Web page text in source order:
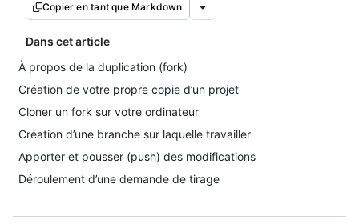
Copier en tant que Markdown
Dans cet article
À propos de la duplication (fork)
Création de votre propre copie d’un projet
Cloner un fork sur votre ordinateur
Création d’une branche sur laquelle travailler
Apporter et pousser (push) des modifications
Déroulement d’une demande de tirage